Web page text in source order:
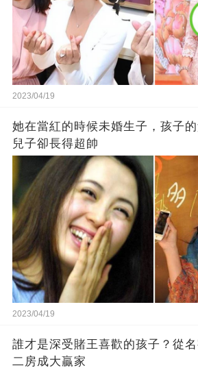
2023/04/19
她在當紅的時候未婚生子，孩子的
兒子卻長得超帥
2023/04/19
誰才是深受賭王喜歡的孩子？從名
二房成大贏家